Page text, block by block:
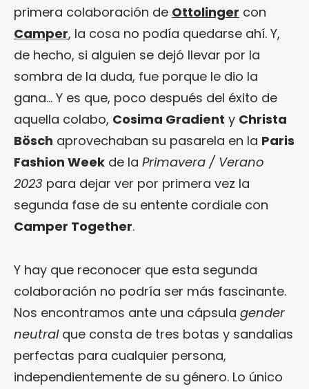
primera colaboración de Ottolinger con
Camper, la cosa no podía quedarse ahí. Y,
de hecho, si alguien se dejó llevar por la
sombra de la duda, fue porque le dio la
gana… Y es que, poco después del éxito de
aquella colabo, Cosima Gradient y Christa
Bösch aprovechaban su pasarela en la Paris
Fashion Week de la Primavera / Verano
2023 para dejar ver por primera vez la
segunda fase de su entente cordiale con
Camper Together.
Y hay que reconocer que esta segunda
colaboración no podría ser más fascinante.
Nos encontramos ante una cápsula gender
neutralque consta de tres botas y sandalias
perfectas para cualquier persona,
independientemente de su género. Lo único